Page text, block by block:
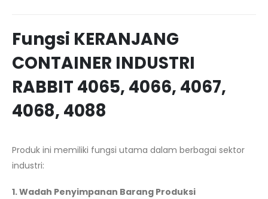
Fungsi KERANJANG
CONTAINER INDUSTRI
RABBIT 4065, 4066, 4067,
4068, 4088
Produk ini memiliki fungsi utama dalam berbagai sektor
industri:
1. Wadah Penyimpanan Barang Produksi